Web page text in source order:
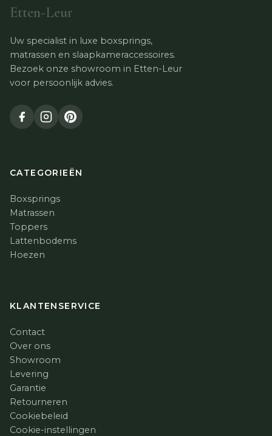
Etten-Leur
Uw specialist in luxe boxsprings,
matrassen en slaapkameraccessoires.
Bezoek onze showroom in Etten-Leur
voor persoonlijk advies.
CATEGORIEËN
Boxsprings
Matrassen
Toppers
Lattenbodems
Hoezen
KLANTENSERVICE
Contact
Over ons
Showroom
Levering
Garantie
Retourneren
Cookiebeleid
Cookie-instellingen